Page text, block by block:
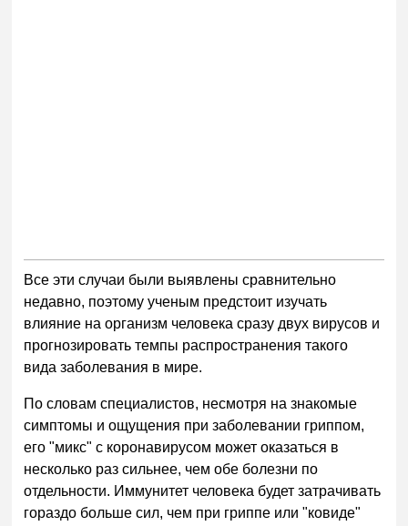
Все эти случаи были выявлены сравнительно
недавно, поэтому ученым предстоит изучать
влияние на организм человека сразу двух вирусов и
прогнозировать темпы распространения такого
вида заболевания в мире.
По словам специалистов, несмотря на знакомые
симптомы и ощущения при заболевании гриппом,
его "микс" с коронавирусом может оказаться в
несколько раз сильнее, чем обе болезни по
отдельности. Иммунитет человека будет затрачивать
гораздо больше сил, чем при гриппе или "ковиде"